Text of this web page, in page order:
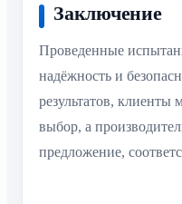
Заключение
Проведенные
надёжность и
результатов, клиенты
выбор, а
предложение,